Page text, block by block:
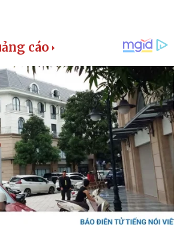
Quân sự - Quốc phòng
Vũ khí
Việt Nam